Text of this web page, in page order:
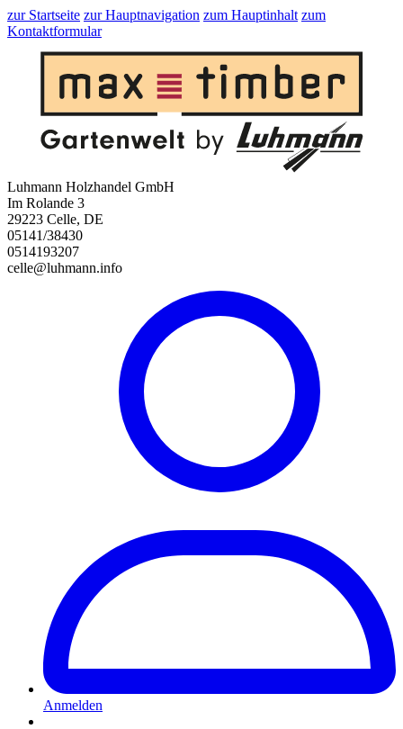
zur Startseite zur Hauptnavigation zum Hauptinhalt zum
Kontaktformular
Luhmann Holzhandel GmbH
Im Rolande 3
29223 Celle, DE
05141/38430
0514193207
celle@luhmann.info
Anmelden